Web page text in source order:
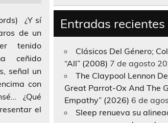
¿Y sí
de un
tenido
ceñido
señal un
con
¿Qué
el
Entradas recientes
Clásicos Del Género;
“All” (2008) 7 de agosto
The Claypool Lennon
Great Parrot-Ox And The
Empathy” (2026) 6 de
Sleep renueva su